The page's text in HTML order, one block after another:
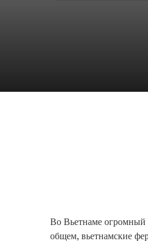
Во Вьетнаме огромный
общем, вьетнамские